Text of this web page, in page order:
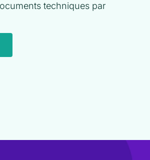
techniques par